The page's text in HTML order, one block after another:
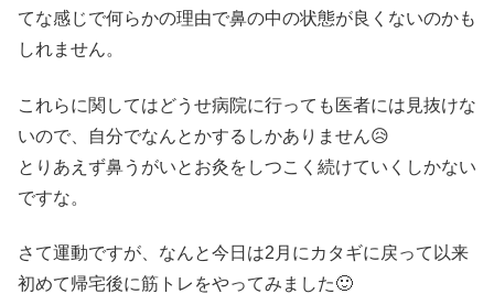
てな感じで何らかの理由で鼻の中の状態が良くないのかも
しれません。
これらに関してはどうせ病院に行っても医者には見抜けな
いので、自分でなんとかするしかありません😥
とりあえず鼻うがいとお灸をしつこく続けていくしかない
ですな。
さて運動ですが、なんと今日は2月にカタギに戻って以来
初めて帰宅後に筋トレをやってみました🙂